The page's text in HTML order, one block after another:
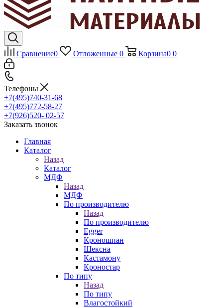
Сравнение0 Отложенные 0 Корзина0 0
Телефоны
+7(495)740-31-68
+7(495)772-58-27
+7(926)520- 02-57
Заказать звонок
Главная
Каталог
Назад
Каталог
МДФ
Назад
МДФ
По производителю
Назад
По производителю
Egger
Кроношпан
Шексна
Кастамону
Кроностар
По типу
Назад
По типу
Влагостойкий